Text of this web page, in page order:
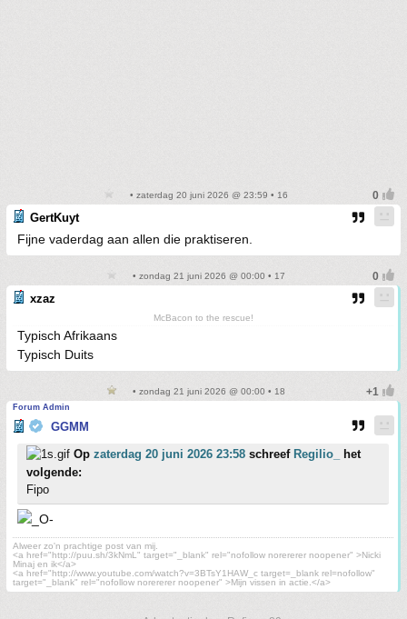
• zaterdag 20 juni 2026 @ 23:59 • 16
GertKuyt
Fijne vaderdag aan allen die praktiseren.
• zondag 21 juni 2026 @ 00:00 • 17
xzaz
McBacon to the rescue!
Typisch Afrikaans
Typisch Duits
• zondag 21 juni 2026 @ 00:00 • 18
Forum Admin
GGMM
Op zaterdag 20 juni 2026 23:58 schreef Regilio_
het
volgende:
Fipo
Alweer zo'n prachtige post van mij.
<a href="http://puu.sh/3kNmL" target="_blank" rel="nofollow norererer noopener" >Nicki
Minaj en ik</a>
<a href="http://www.youtube.com/watch?v=3BTsY1HAW_c target=_blank rel=nofollow"
target="_blank" rel="nofollow norererer noopener" >Mijn vissen in actie.</a>